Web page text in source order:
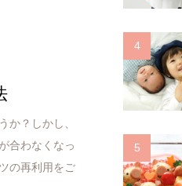
か？しかし、
合わなくなっ
の再利用をご
4
5